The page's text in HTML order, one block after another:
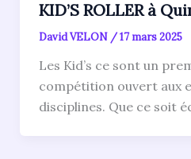
KID’S ROLLER à
David VELON /17 mars 2025
Les Kid’s ce sont un
compétition ouvert aux
disciplines. Que ce soit